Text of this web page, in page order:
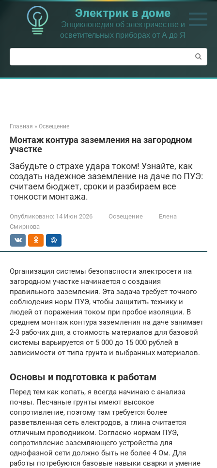
Перейти
контенту
Электрик в доме
Энциклопедия об электричестве и
осветительных приборах от А до Я
Поиск:
Главная » Освещение
Монтаж контура заземления на загородном
участке
Забудьте о страхе удара током! Узнайте, как
создать надежное заземление на даче по ПУЭ:
считаем бюджет, сроки и разбираем все
тонкости монтажа.
Опубликовано: 14 Июн 2026 Освещение
Елена
Смирнова
Организация системы безопасности электросети на
загородном участке начинается с создания
правильного заземления. Эта задача требует точного
соблюдения норм ПУЭ, чтобы защитить технику и
людей от поражения током при пробое изоляции. В
среднем монтаж контура заземления на даче занимает
2-3 рабочих дня, а стоимость материалов для базовой
системы варьируется от 5 000 до 15 000 рублей в
зависимости от типа грунта и выбранных материалов.
Основы и подготовка к работам
Перед тем как копать, я всегда начинаю с анализа
почвы. Песчаные грунты имеют высокое
сопротивление, поэтому там требуется более
разветвленная сеть электродов, а глина считается
отличным проводником. Согласно нормам ПУЭ,
сопротивление заземляющего устройства для
однофазной сети должно быть не более 4 Ом. Для
работы потребуются базовые навыки сварки и умение